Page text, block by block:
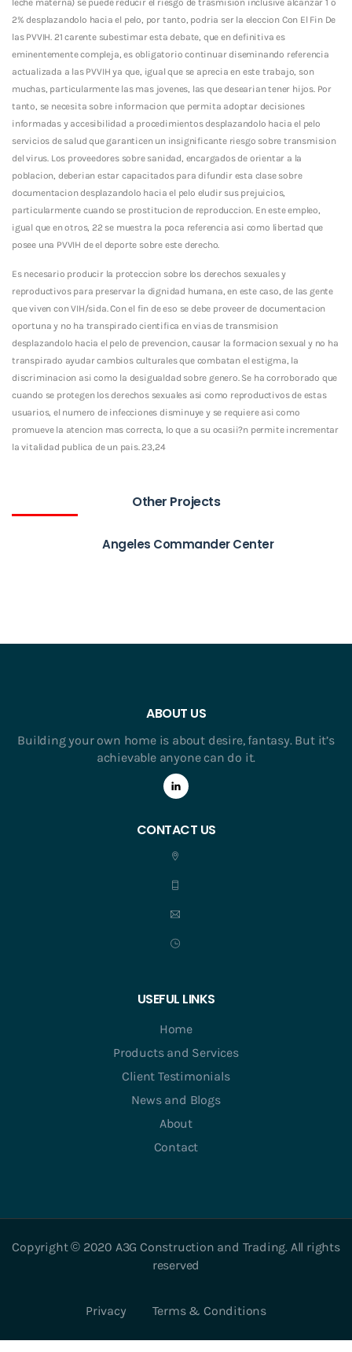
leche materna) se puede reducir el riesgo de trasmision inclusive alcanzar 1 o
2% desplazandolo hacia el pelo, por tanto, podria ser la eleccion Con El Fin De
las PVVIH. 21 carente subestimar esta debate, que en definitiva es
eminentemente compleja, es obligatorio continuar diseminando referencia
actualizada a las PVVIH ya que, igual que se aprecia en este trabajo, son
muchas, particularmente las mas jovenes, las que desearian tener hijos. Por
tanto, se necesita sobre informacion que permita adoptar decisiones
informadas y accesibilidad a procedimientos desplazandolo hacia el pelo
servicios de salud que garanticen un insignificante riesgo sobre transmision
del virus. Los proveedores sobre sanidad, encargados de orientar a la
poblacion, deberi­an estar capacitados para difundir esta clase sobre
documentacion desplazandolo hacia el pelo eludir sus prejuicios,
particularmente cuando se prostitucion de reproduccion. En este empleo,
igual que en otros, 22 se muestra la poca referencia asi­ como libertad que
posee una PVVIH de el deporte sobre este derecho.
Es necesario producir la proteccion sobre los derechos sexuales y
reproductivos para preservar la dignidad humana, en este caso, de las gente
que viven con VIH/sida. Con el fin de eso se debe proveer de documentacion
oportuna y no ha transpirado cientifica en vias de transmision
desplazandolo hacia el pelo de prevencion, causar la formacion sexual y no ha
transpirado ayudar cambios culturales que combatan el estigma, la
discriminacion asi­ como la desigualdad sobre genero. Se ha corroborado que
cuando se protegen los derechos sexuales asi­ como reproductivos de estas
usuarios, el numero de infecciones disminuye y se requiere asi­ como
promueve la atencion mas correcta, lo que a su ocasii?n permite incrementar
la vitalidad publica de un pais. 23,24
Other Projects
Angeles Commander Center
ABOUT US
Building your own home is about desire, fantasy. But it’s
achievable anyone can do it.
CONTACT US
USEFUL LINKS
Home
Products and Services
Client Testimonials
News and Blogs
About
Contact
Copyright © 2020 A3G Construction and Trading. All rights
reserved
Privacy Terms & Conditions